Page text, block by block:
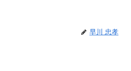
早川 忠孝